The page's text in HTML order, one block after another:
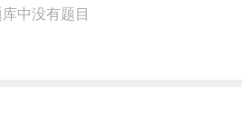
中没有题目